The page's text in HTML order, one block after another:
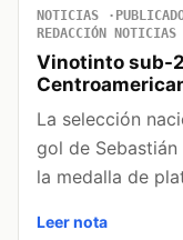
NOTICIAS
REDACCIÓN NOTICIAS
Vinotinto sub-
La selección
gol de
la medalla de
Leer nota